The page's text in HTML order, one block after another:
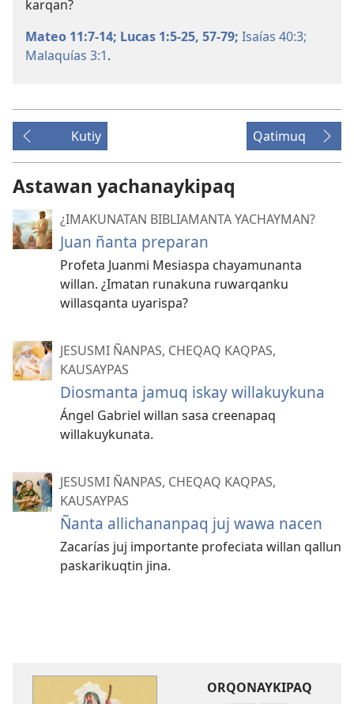
karqan?
Mateo 11:7-14; Lucas 1:5-25, 57-79; Isaías 40:3;
Malaquías 3:1.
Kutiy Qatimuq
Astawan yachanaykipaq
¿IMAKUNATAN BIBLIAMANTA YACHAYMAN?
Juan ñanta preparan
Profeta Juanmi Mesiaspa chayamunanta
willan. ¿Imatan runakuna ruwarqanku
willasqanta uyarispa?
JESUSMI ÑANPAS, CHEQAQ KAQPAS,
KAUSAYPAS
Diosmanta jamuq iskay willakuykuna
Ángel Gabriel willan sasa creenapaq
willakuykunata.
JESUSMI ÑANPAS, CHEQAQ KAQPAS,
KAUSAYPAS
Ñanta allichananpaq juj wawa nacen
Zacarías juj importante profeciata willan qallun
paskarikuqtin jina.
ORQONAYKIPAQ